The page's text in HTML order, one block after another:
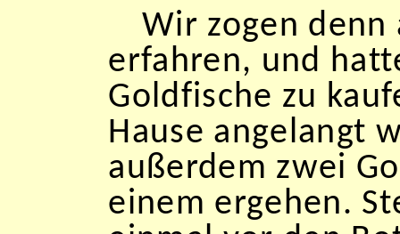
Wir zogen denn
erfahren, und
Goldfische zu
Hause angelangt
außerdem zwei
einem ergehen.